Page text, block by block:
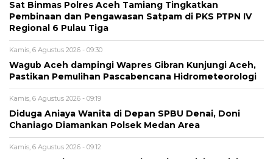
Sat Binmas Polres Aceh Tamiang Tingkatkan
Pembinaan dan Pengawasan Satpam di PKS PTPN IV
Regional 6 Pulau Tiga
Kamis, 6 Agustus 2026 - 09:30
Wagub Aceh dampingi Wapres Gibran Kunjungi Aceh,
Pastikan Pemulihan Pascabencana Hidrometeorologi
Kamis, 6 Agustus 2026 - 09:19
Diduga Aniaya Wanita di Depan SPBU Denai, Doni
Chaniago Diamankan Polsek Medan Area
Kamis, 6 Agustus 2026 - 09:12